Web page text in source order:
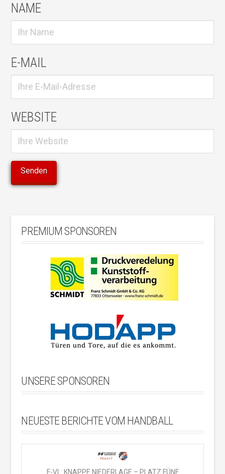
NAME
E-MAIL
WEBSITE
PREMIUM SPONSOREN
UNSERE SPONSOREN
NEUESTE BERICHTE VOM HANDBALL
F-VL: KNAPPE NIEDERLAGE – PLATZ FÜNF